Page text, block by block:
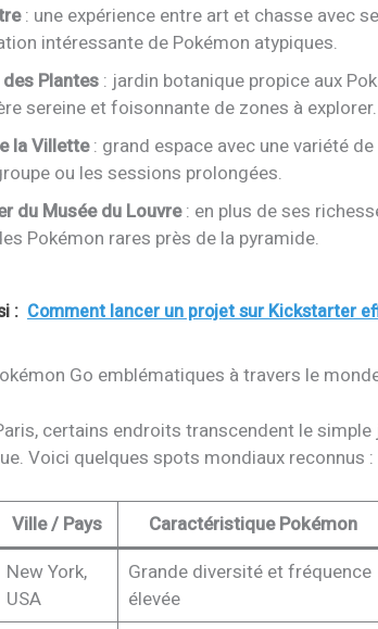
: une expérience entre art et chasse avec
intéressante de Pokémon atypiques.
Plantes : jardin botanique propice aux
sereine et foisonnante de zones à explorer.
la Villette: grand espace avec une variété
ou les sessions prolongées.
du Musée du Louvre: en plus de ses
Pokémon rares près de la pyramide.
: Comment lancer un projet sur Kickstarter
Go emblématiques à travers le
certains endroits transcendent le
Voici quelques spots mondiaux reconnus :
Ville / Pays Caractéristique Pokémon
New York,
USA
Grande diversité et fréquence
élevée